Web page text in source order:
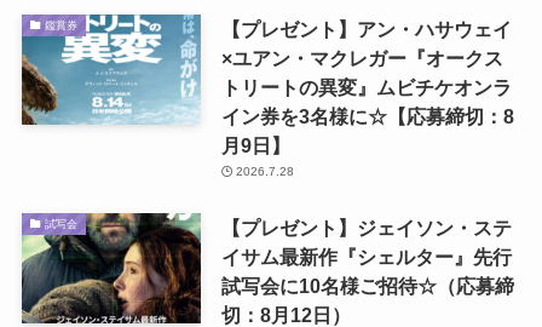
鑑賞券
【プレゼント】アン・ハサウェイ
×ユアン・マクレガー『オークス
トリートの異変』ムビチケオンラ
イン券を3名様に☆【応募締切：8
月9日】
2026.7.28
試写会
【プレゼント】ジェイソン・ステ
イサム最新作『シェルター』先行
試写会に10名様ご招待☆（応募締
切：8月12日）